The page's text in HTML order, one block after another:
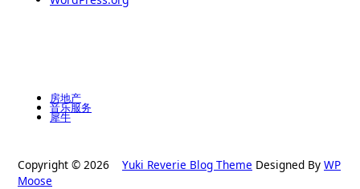
房地产
音乐服务
犀牛
Copyright © 2026 Yuki Reverie Blog Theme Designed By WP
Moose